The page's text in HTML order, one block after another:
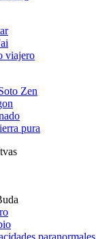
viajero
Zen
pura
paranormales